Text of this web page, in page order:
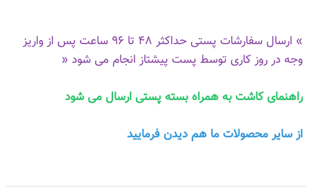
» ارسال سفارشات پستی حداکثر 48 تا 96 ساعت پس از واریز
وجه در روز کاری توسط پست پیشتاز انجام می شود «
راهنمای کاشت به همراه بسته پستی ارسال می شود
از سایر محصولات ما هم دیدن فرمایید